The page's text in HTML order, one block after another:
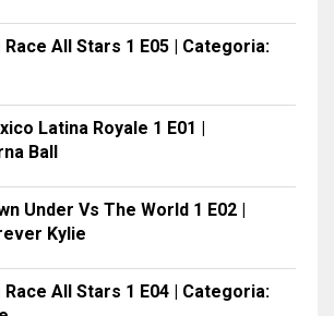
Race All Stars 1 E05 | Categoria:
Latina Royale 1 E01 |
Ball
Under Vs The World 1 E02 |
Kylie
Race All Stars 1 E04 | Categoria: